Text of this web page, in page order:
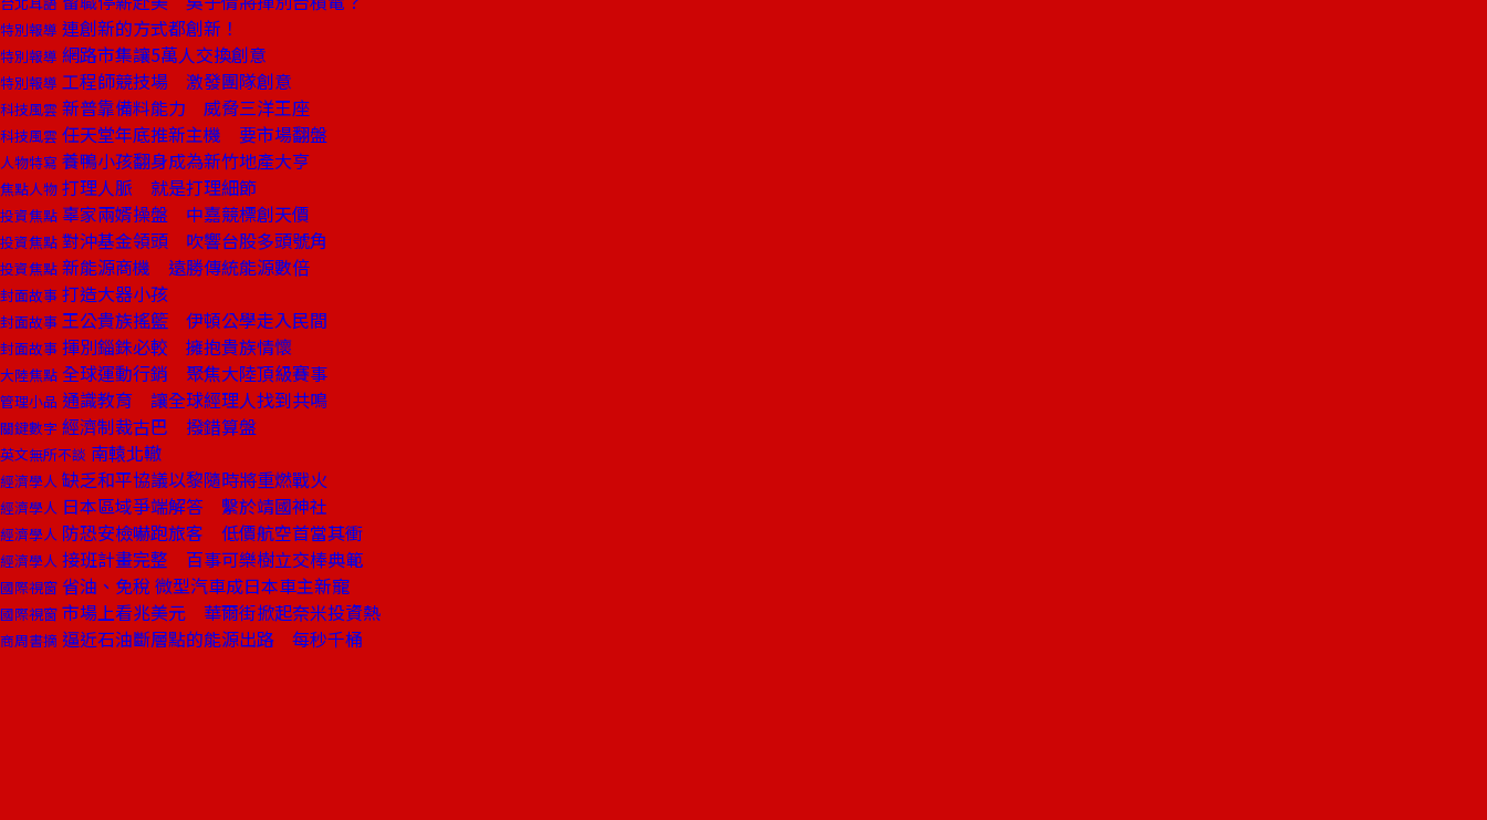
特別報導 連創新的方式都創新！
特別報導 網路市集讓5萬人交換創意
特別報導 工程師競技場 激發團隊創意
科技風雲 新普靠備料能力 威脅三洋王座
科技風雲 任天堂年底推新主機 要市場翻盤
人物特寫 養鴨小孩翻身成為新竹地產大亨
焦點人物 打理人脈 就是打理細節
投資焦點 辜家兩婿操盤 中嘉競標創天價
投資焦點 對沖基金領頭 吹響台股多頭號角
投資焦點 新能源商機 遠勝傳統能源數倍
封面故事 打造大器小孩
封面故事 王公貴族搖籃 伊頓公學走入民間
封面故事 揮別錙銖必較 擁抱貴族情懷
大陸焦點 全球運動行銷 聚焦大陸頂級賽事
管理小品 通識教育 讓全球經理人找到共鳴
關鍵數字 經濟制裁古巴 撥錯算盤
英文無所不談 南轅北轍
經濟學人 缺乏和平協議以黎隨時將重燃戰火
經濟學人 日本區域爭端解答 繫於靖國神社
經濟學人 防恐安檢嚇跑旅客 低價航空首當其衝
經濟學人 接班計畫完整 百事可樂樹立交棒典範
國際視窗 省油、免稅 微型汽車成日本車主新寵
國際視窗 市場上看兆美元 華爾街掀起奈米投資熱
商周書摘 逼近石油斷層點的能源出路 每秒千桶